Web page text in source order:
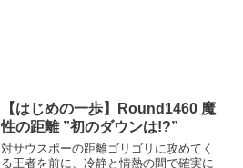
【はじめの一歩】Round1460 魔
性の距離 ”初のダウンは!?”
対サウスポーの距離ゴリゴリに攻めてく
る王者を前に、冷静と情熱の間で確実に